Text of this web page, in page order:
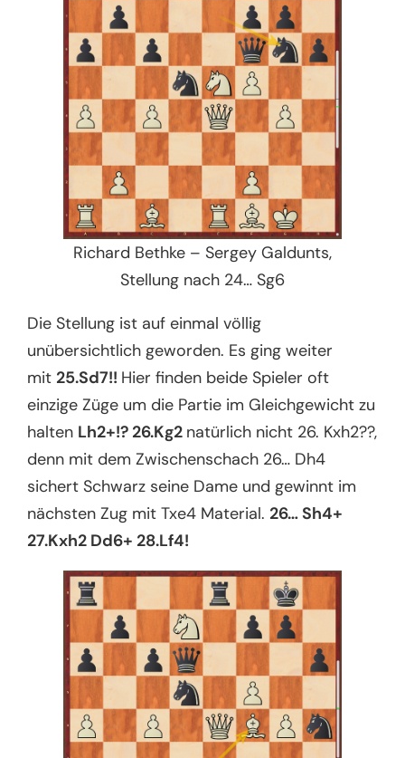
Richard Bethke – Sergey Galdunts,
Stellung nach 24… Sg6
Die Stellung ist auf einmal völlig
unübersichtlich geworden. Es ging weiter
mit 25.Sd7!! Hier finden beide Spieler oft
einzige Züge um die Partie im Gleichgewicht zu
halten Lh2+!? 26.Kg2 natürlich nicht 26. Kxh2??,
denn mit dem Zwischenschach 26… Dh4
sichert Schwarz seine Dame und gewinnt im
nächsten Zug mit Txe4 Material. 26… Sh4+
27.Kxh2 Dd6+ 28.Lf4!